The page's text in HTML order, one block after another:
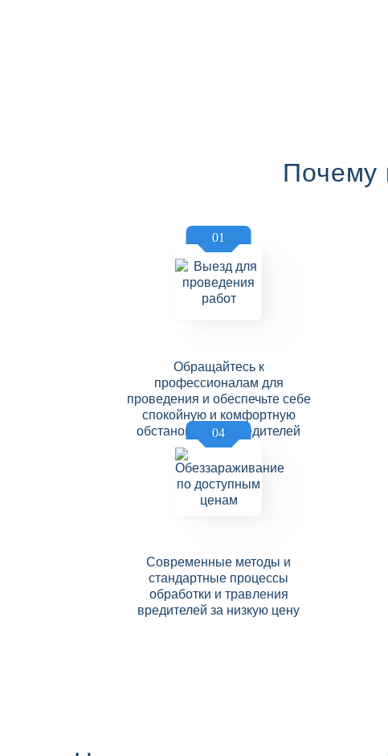
Почему
01
Обращайтесь к
профессионалам для
проведения и обеспечьте себе
спокойную и комфортную
обстановку без вредителей
04
Современные методы и
стандартные процессы
обработки и травления
вредителей за низкую цену